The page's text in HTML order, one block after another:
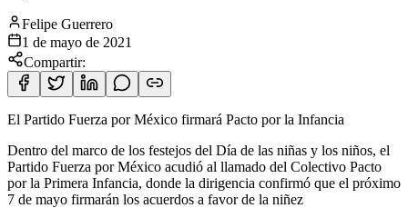
Felipe Guerrero
1 de mayo de 2021
Compartir:
El Partido Fuerza por México firmará Pacto por la Infancia
Dentro del marco de los festejos del Día de las niñas y los niños, el
Partido Fuerza por México acudió al llamado del Colectivo Pacto
por la Primera Infancia, donde la dirigencia confirmó que el próximo
7 de mayo firmarán los acuerdos a favor de la niñez